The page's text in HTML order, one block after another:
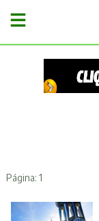
−
Página: 1